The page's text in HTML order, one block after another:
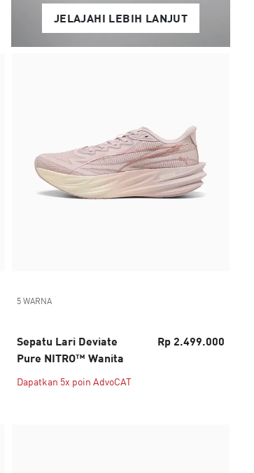
JELAJAHI LEBIH LANJUT
5 WARNA
Sepatu Lari Deviate
Pure NITRO™ Wanita
Rp 2.499.000
Dapatkan 5x poin AdvoCAT